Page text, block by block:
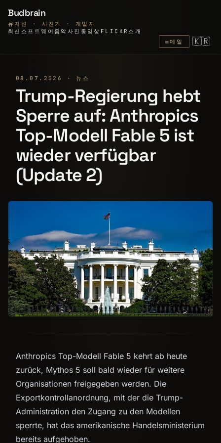
Budbrain
뮤지션 · 사진가 · 개발자
최신 소프트웨어 음악 사진 동영상 FLICKR 소개
✉메일 🇰🇷
08.07.2026 · 뉴스
Trump-Regierung hebt
Sperre auf: Anthropics
Top-Modell Fable 5 ist
wieder verfügbar
(Update 2)
Anthropics Top-Modell Fable 5 kehrt ab heute
zurück, Mythos 5 soll bald wieder für weitere
Organisationen freigegeben werden. Die
Exportkontrollanordnung, mit der die Trump-
Administration den Zugang zu den Modellen
sperrte, hat das amerikanische Handelsministerium
bereits aufgehoben.